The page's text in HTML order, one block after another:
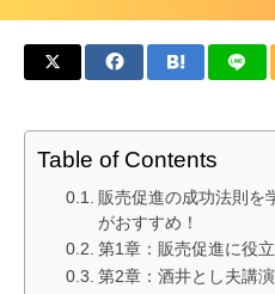
Table of Contents
販売促進の成功法則を
がおすすめ！
第1章：販売促進に役
第2章：酒井とし夫講